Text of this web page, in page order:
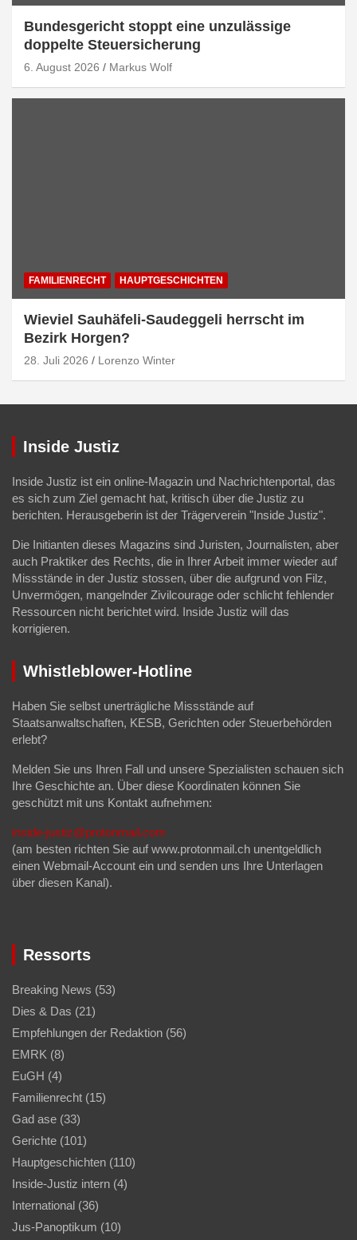
Bundesgericht stoppt eine unzulässige
doppelte Steuersicherung
6. August 2026 Markus Wolf
FAMILIENRECHT HAUPTGESCHICHTEN
Wieviel Sauhäfeli-Saudeggeli herrscht im
Bezirk Horgen?
28. Juli 2026 Lorenzo Winter
Inside Justiz
Inside Justiz ist ein online-Magazin und Nachrichtenportal, das
es sich zum Ziel gemacht hat, kritisch über die Justiz zu
berichten. Herausgeberin ist der Trägerverein "Inside Justiz".
Die Initianten dieses Magazins sind Juristen, Journalisten, aber
auch Praktiker des Rechts, die in Ihrer Arbeit immer wieder auf
Missstände in der Justiz stossen, über die aufgrund von Filz,
Unvermögen, mangelnder Zivilcourage oder schlicht fehlender
Ressourcen nicht berichtet wird. Inside Justiz will das
korrigieren.
Whistleblower-Hotline
Haben Sie selbst unerträgliche Missstände auf
Staatsanwaltschaften, KESB, Gerichten oder Steuerbehörden
erlebt?
Melden Sie uns Ihren Fall und unsere Spezialisten schauen sich
Ihre Geschichte an. Über diese Koordinaten können Sie
geschützt mit uns Kontakt aufnehmen:
inside-justiz@protonmail.com
(am besten richten Sie auf www.protonmail.ch unentgeldlich
einen Webmail-Account ein und senden uns Ihre Unterlagen
über diesen Kanal).
Ressorts
Breaking News (53)
Dies & Das (21)
Empfehlungen der Redaktion (56)
EMRK (8)
EuGH (4)
Familienrecht (15)
Gad ase (33)
Gerichte (101)
Hauptgeschichten (110)
Inside-Justiz intern (4)
International (36)
Jus-Panoptikum (10)